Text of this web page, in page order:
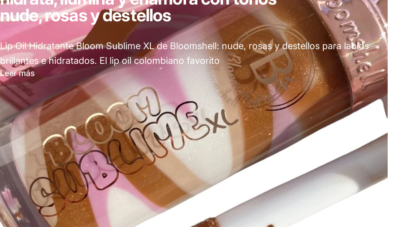
nude, rosas y destellos
Lip Oil Hidratante Bloom Sublime XL de Bloomshell: nude, rosas y destellos para labios
brillantes e hidratados. El lip oil colombiano favorito
Leer más